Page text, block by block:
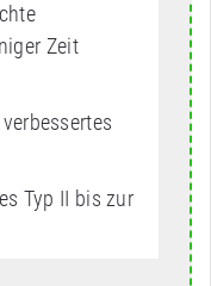
Zeit
Typ II bis zur